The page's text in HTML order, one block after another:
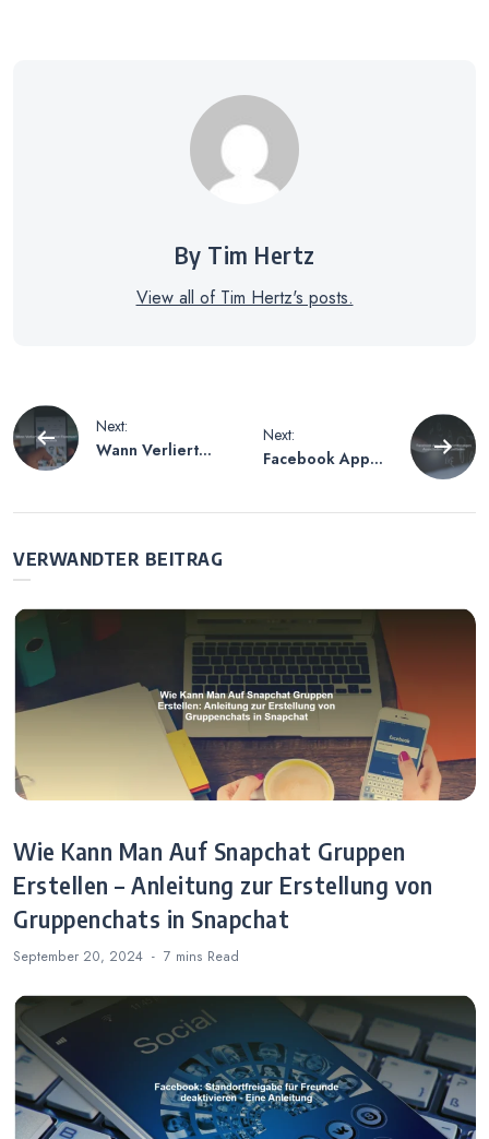
By Tim Hertz
View all of Tim Hertz's posts.
Beitragsnavigation
Next:
Wann Verliert
Next:
Facebook App
VERWANDTER BEITRAG
Wie Kann Man Auf Snapchat Gruppen
Erstellen – Anleitung zur Erstellung von
Gruppenchats in Snapchat
September 20, 2024 7 mins Read